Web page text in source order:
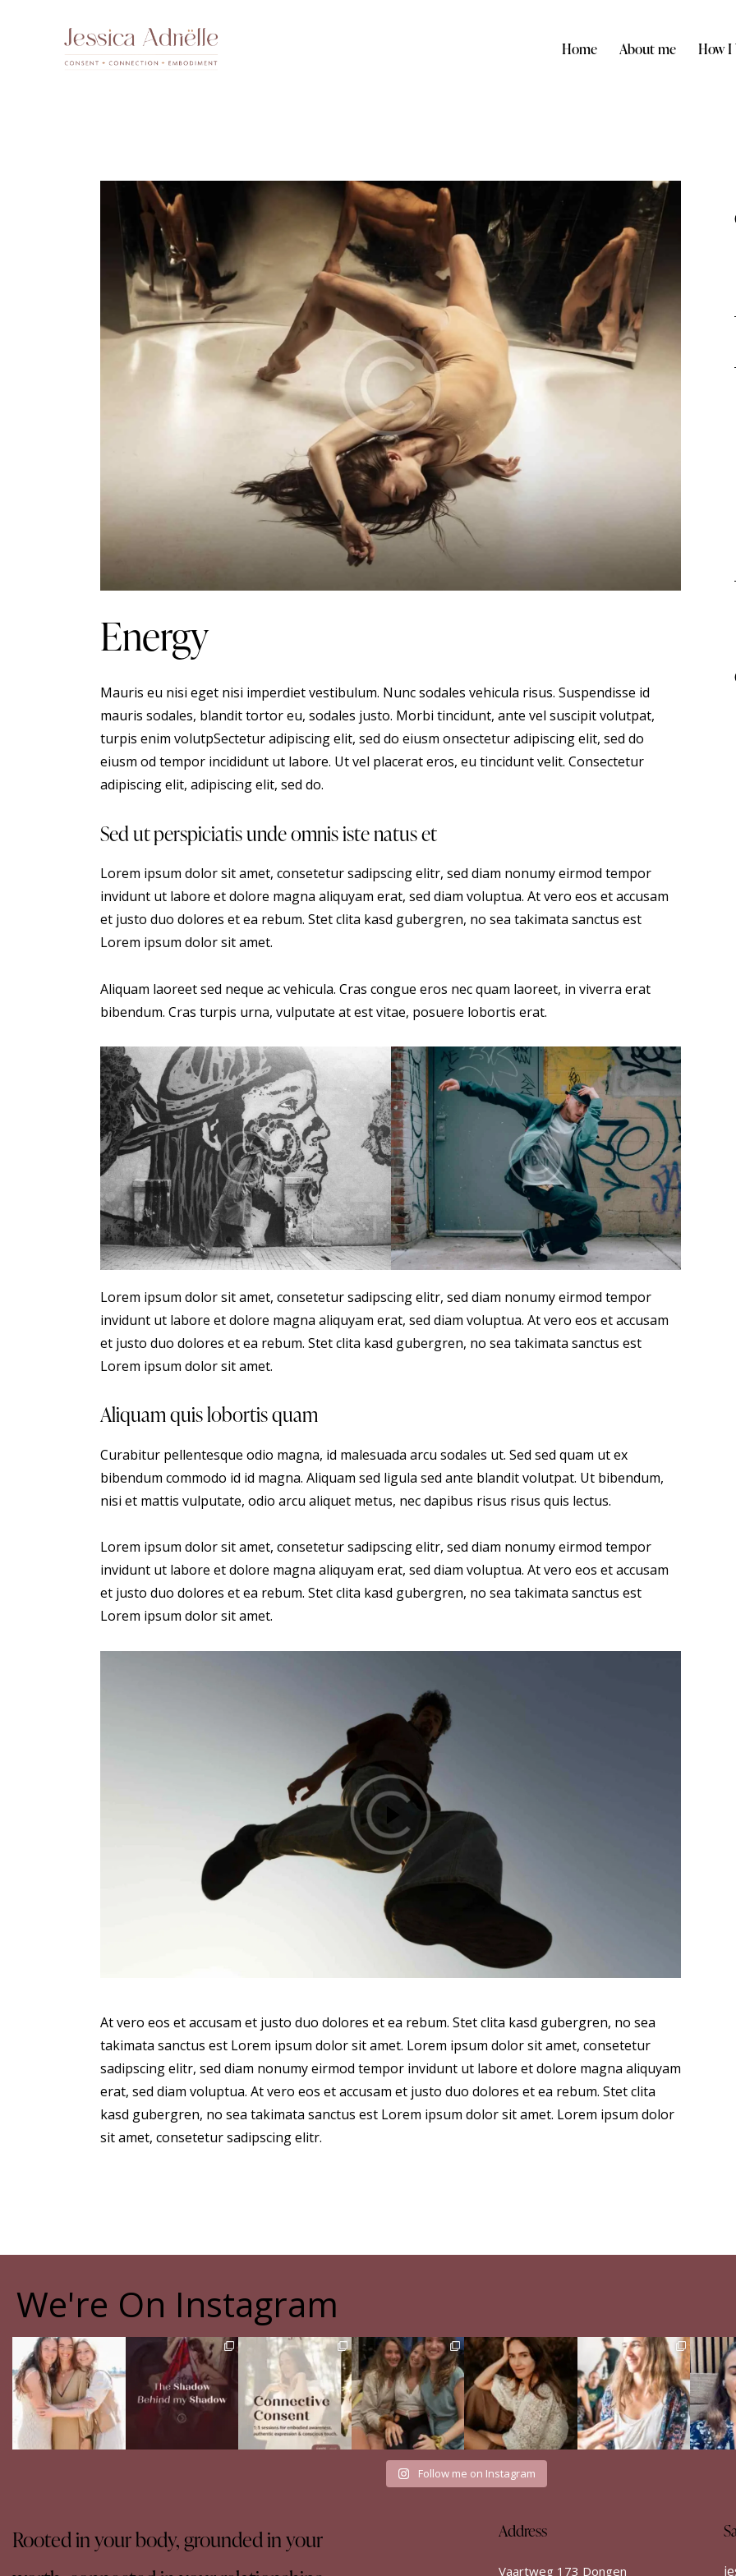
Home About me How I
Energy
Mauris eu nisi eget nisi imperdiet vestibulum. Nunc sodales vehicula risus. Suspendisse id
mauris sodales, blandit tortor eu, sodales justo. Morbi tincidunt, ante vel suscipit volutpat,
turpis enim volutpSectetur adipiscing elit, sed do eiusm onsectetur adipiscing elit, sed do
eiusm od tempor incididunt ut labore. Ut vel placerat eros, eu tincidunt velit. Consectetur
adipiscing elit, adipiscing elit, sed do.
Sed ut perspiciatis unde omnis iste natus et
Lorem ipsum dolor sit amet, consetetur sadipscing elitr, sed diam nonumy eirmod tempor
invidunt ut labore et dolore magna aliquyam erat, sed diam voluptua. At vero eos et accusam
et justo duo dolores et ea rebum. Stet clita kasd gubergren, no sea takimata sanctus est
Lorem ipsum dolor sit amet.
Aliquam laoreet sed neque ac vehicula. Cras congue eros nec quam laoreet, in viverra erat
bibendum. Cras turpis urna, vulputate at est vitae, posuere lobortis erat.
Lorem ipsum dolor sit amet, consetetur sadipscing elitr, sed diam nonumy eirmod tempor
invidunt ut labore et dolore magna aliquyam erat, sed diam voluptua. At vero eos et accusam
et justo duo dolores et ea rebum. Stet clita kasd gubergren, no sea takimata sanctus est
Lorem ipsum dolor sit amet.
Aliquam quis lobortis quam
Curabitur pellentesque odio magna, id malesuada arcu sodales ut. Sed sed quam ut ex
bibendum commodo id id magna. Aliquam sed ligula sed ante blandit volutpat. Ut bibendum,
nisi et mattis vulputate, odio arcu aliquet metus, nec dapibus risus risus quis lectus.
Lorem ipsum dolor sit amet, consetetur sadipscing elitr, sed diam nonumy eirmod tempor
invidunt ut labore et dolore magna aliquyam erat, sed diam voluptua. At vero eos et accusam
et justo duo dolores et ea rebum. Stet clita kasd gubergren, no sea takimata sanctus est
Lorem ipsum dolor sit amet.
At vero eos et accusam et justo duo dolores et ea rebum. Stet clita kasd gubergren, no sea
takimata sanctus est Lorem ipsum dolor sit amet. Lorem ipsum dolor sit amet, consetetur
sadipscing elitr, sed diam nonumy eirmod tempor invidunt ut labore et dolore magna aliquyam
erat, sed diam voluptua. At vero eos et accusam et justo duo dolores et ea rebum. Stet clita
kasd gubergren, no sea takimata sanctus est Lorem ipsum dolor sit amet. Lorem ipsum dolor
sit amet, consetetur sadipscing elitr.
We're On Instagram
The pain of having
sisters
Of course, I...
27 0
The Shadow Behind my
Shadow
Full story in...
16 5
Your body never lies.
The real question is:
are...
13 4
The Sisterhood Wound
that shaped me
There...
35 18
When a man didn’t run
from my emotions
...
34 7
Just finished the Build
Your Dance retreat by...
52 8
Het
Follow me on Instagram
Rooted in your body, grounded in your
Address
Vaartweg 173 Dongen